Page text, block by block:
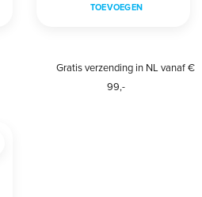
TOEVOEGEN
Gratis verzending in NL vanaf €
99,-